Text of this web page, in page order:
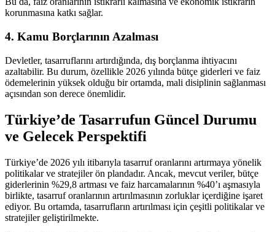
korunmasına katkı sağlar.
4. Kamu Borçlarının Azalması
Devletler, tasarruflarını artırdığında, dış borçlanma ihtiyacını
azaltabilir. Bu durum, özellikle 2026 yılında bütçe giderleri ve faiz
ödemelerinin yüksek olduğu bir ortamda, mali disiplinin sağlanması
açısından son derece önemlidir.
Türkiye’de Tasarrufun Güncel Durumu
ve Gelecek Perspektifi
Türkiye’de 2026 yılı itibarıyla tasarruf oranlarını artırmaya yönelik
politikalar ve stratejiler ön plandadır. Ancak, mevcut veriler, bütçe
giderlerinin %29,8 artması ve faiz harcamalarının %40’ı aşmasıyla
birlikte, tasarruf oranlarının artırılmasının zorluklar içerdiğine işaret
ediyor. Bu ortamda, tasarrufların artırılması için çeşitli politikalar ve
stratejiler geliştirilmekte.